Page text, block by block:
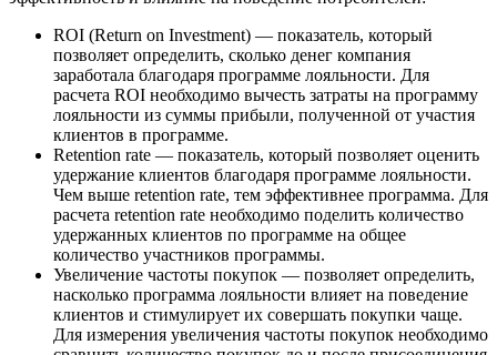
ROI (Return on Investment) — показатель, который
позволяет определить, сколько денег компания
заработала благодаря программе лояльности. Для
расчета ROI необходимо вычесть затраты на программу
лояльности из суммы прибыли, полученной от участия
клиентов в программе.
Retention rate — показатель, который позволяет оценить
удержание клиентов благодаря программе лояльности.
Чем выше retention rate, тем эффективнее программа. Для
расчета retention rate необходимо поделить количество
удержанных клиентов по программе на общее
количество участников программы.
Увеличение частоты покупок — позволяет определить,
насколько программа лояльности влияет на поведение
клиентов и стимулирует их совершать покупки чаще.
Для измерения увеличения частоты покупок необходимо